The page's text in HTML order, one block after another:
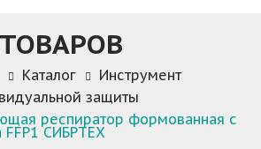
Каталог
Инструмент
защиты
респиратор формованная с
СИБРТЕХ